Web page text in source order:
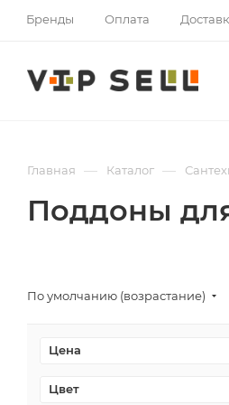
Бренды Оплата
Главная — Каталог —
Поддоны
По умолчанию (возрастание)
Цена
Цвет